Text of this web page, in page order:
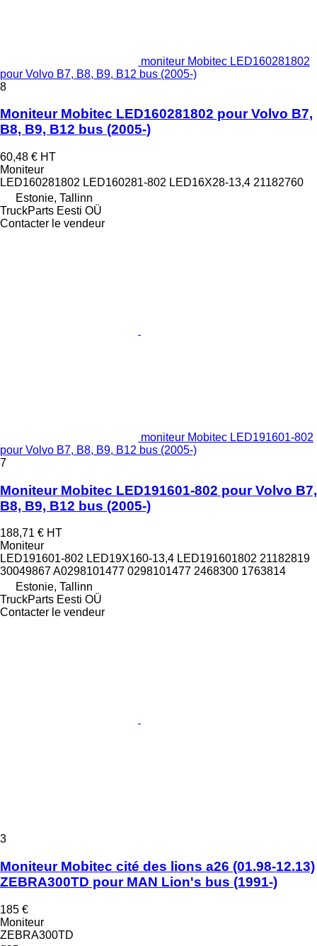
moniteur Mobitec LED160281802
pour Volvo B7, B8, B9, B12 bus (2005-)
8
Moniteur Mobitec LED160281802 pour Volvo B7,
B8, B9, B12 bus (2005-)
60,48 € HT
Moniteur
LED160281802 LED160281-802 LED16X28-13,4 21182760
Estonie, Tallinn
TruckParts Eesti OÜ
Contacter le vendeur
moniteur Mobitec LED191601-802
pour Volvo B7, B8, B9, B12 bus (2005-)
7
Moniteur Mobitec LED191601-802 pour Volvo B7,
B8, B9, B12 bus (2005-)
188,71 € HT
Moniteur
LED191601-802 LED19X160-13,4 LED191601802 21182819
30049867 A0298101477 0298101477 2468300 1763814
Estonie, Tallinn
TruckParts Eesti OÜ
Contacter le vendeur
3
Moniteur Mobitec cité des lions a26 (01.98-12.13)
ZEBRA300TD pour MAN Lion's bus (1991-)
185 €
Moniteur
ZEBRA300TD